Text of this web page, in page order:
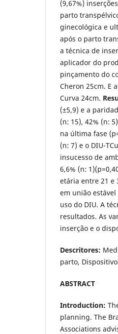
(9,67%)
parto
ginecológica e
após o parto
a técnica de
aplicador do
pinçamento do
Cheron 25cm. E
Curva 24cm.
(±5,9) e a
(n: 15), 42% (n:
na última fase
(n: 7) e o DIU-
insucesso de
6,6% (n:
etária entre 21 e
em união
uso do DIU. A
resultados. As
inserção e o
Descritores:
parto,
ABSTRACT
Introduction:
planning. The
Associations